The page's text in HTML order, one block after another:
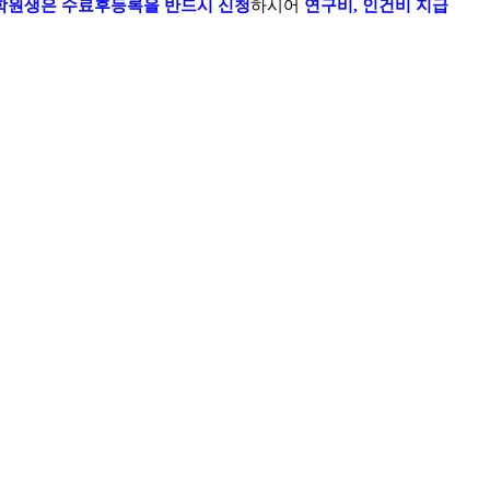
생은 수료후등록을 반드시 신청하시어 연구비 , 인건비 지급